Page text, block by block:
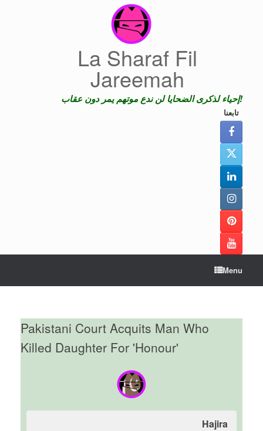
La Sharaf Fil
Jareemah
إحياء لذكرى الضحايا لن ندع موتهم يمر دون عقاب!
تابعنا
Menu
Pakistani Court Acquits Man Who
Killed Daughter For 'Honour'
Hajira